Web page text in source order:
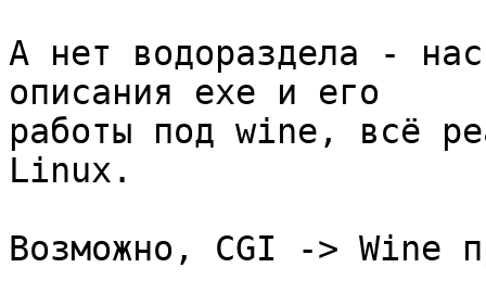
А нет водораздела -
описания exe и его
работы под wine, всё
Linux.
Возможно, CGI -> Wine